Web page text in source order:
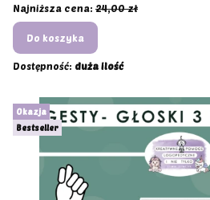
Najniższa cena: 24,00 zł
Do koszyka
Dostępność: duża ilość
Okazja
Bestseller